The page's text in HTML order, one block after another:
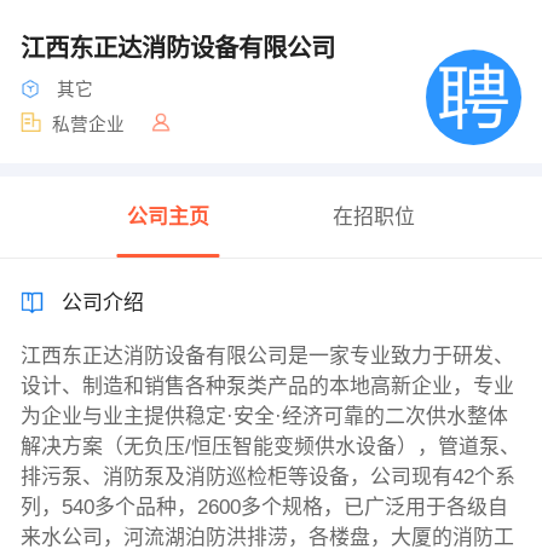
江西东正达消防设备有限公司
其它
私营企业
公司主页 在招职位
公司介绍
江西东正达消防设备有限公司是一家专业致力于研发、
设计、制造和销售各种泵类产品的本地高新企业，专业
为企业与业主提供稳定·安全·经济可靠的二次供水整体
解决方案（无负压/恒压智能变频供水设备），管道泵、
排污泵、消防泵及消防巡检柜等设备，公司现有42个系
列，540多个品种，2600多个规格，已广泛用于各级自
来水公司，河流湖泊防洪排涝，各楼盘，大厦的消防工